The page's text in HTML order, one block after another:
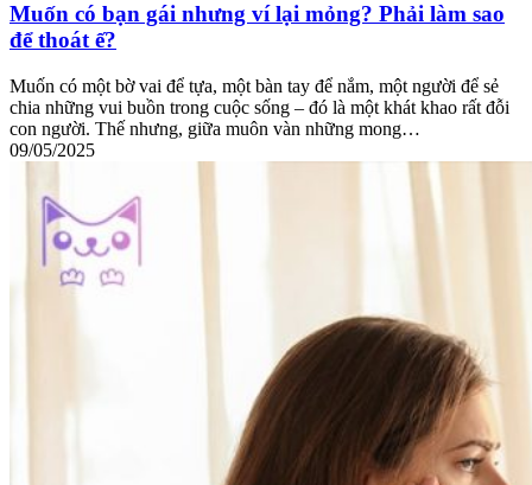
Muốn có bạn gái nhưng ví lại mỏng? Phải làm sao
để thoát ế?
Muốn có một bờ vai để tựa, một bàn tay để nắm, một người để sẻ
chia những vui buồn trong cuộc sống – đó là một khát khao rất đỗi
con người. Thế nhưng, giữa muôn vàn những mong…
09/05/2025